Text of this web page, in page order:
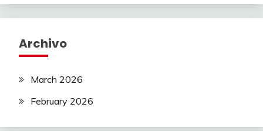
Archivo
March 2026
February 2026